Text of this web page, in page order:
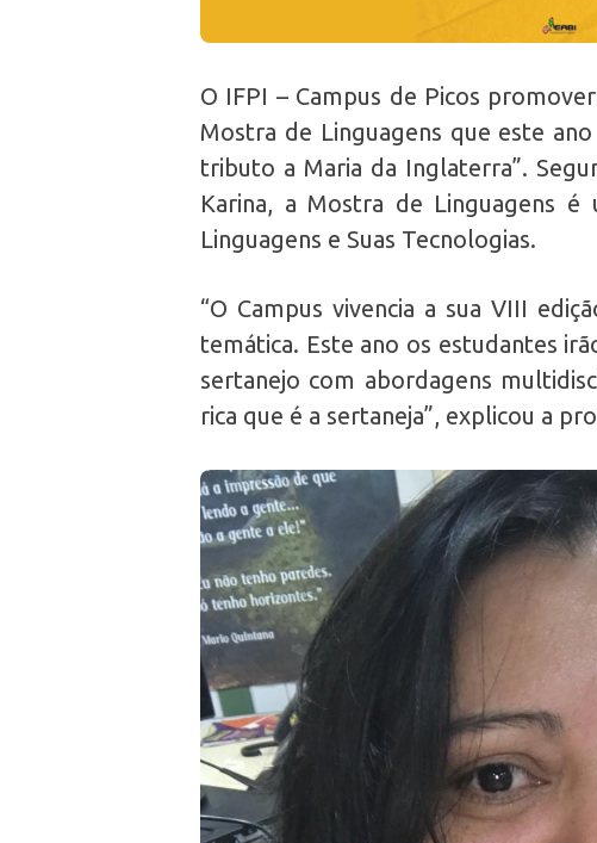
O IFPI – Campus de Picos
Mostra de Linguagens que este
tributo a Maria da Inglaterra”.
Karina, a Mostra de Linguagens
Linguagens e Suas Tecnologias.
“O Campus vivencia a sua VIII
temática. Este ano os estudantes
sertanejo com abordagens
rica que é a sertaneja”, explicou a